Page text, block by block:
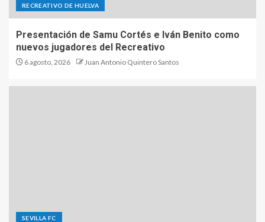
RECREATIVO DE HUELVA
Presentación de Samu Cortés e Iván Benito como
nuevos jugadores del Recreativo
6 agosto, 2026 Juan Antonio Quintero Santos
SEVILLA FC